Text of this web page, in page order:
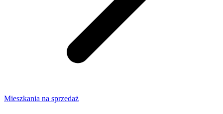
Mieszkania na sprzedaż